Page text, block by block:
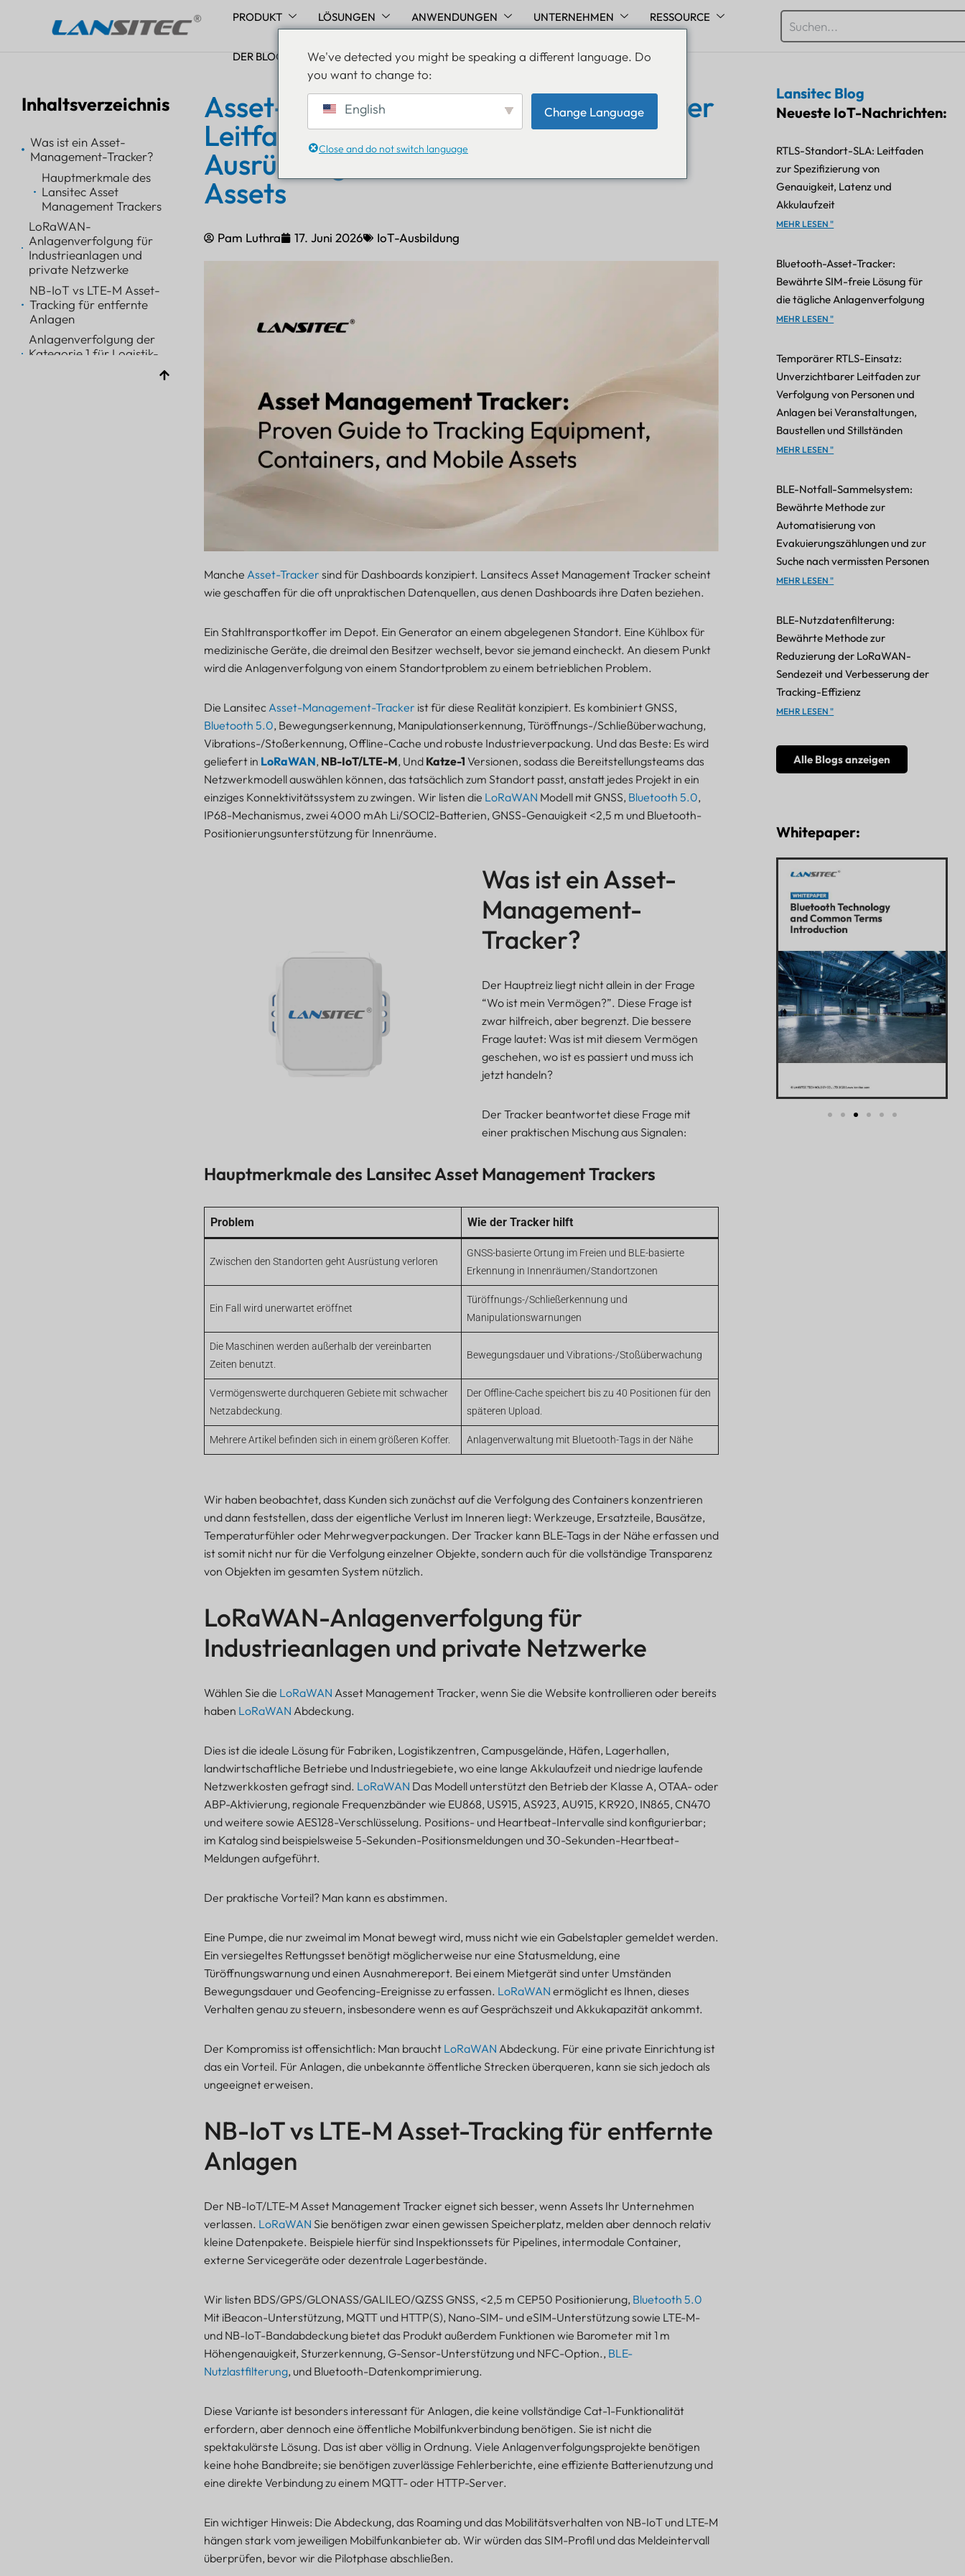
PRODUKT LÖSUNGEN ANWENDUNGEN UNTERNEHMEN RESSOURCE
DER BLOG
Inhaltsverzeichnis
Was ist ein Asset-
Management-Tracker?
Hauptmerkmale des
Lansitec Asset
Management Trackers
LoRaWAN-
Anlagenverfolgung für
Industrieanlagen und
private Netzwerke
NB-IoT vs LTE-M Asset-
Tracking für entfernte
Anlagen
Anlagenverfolgung der
Kategorie 1 für Logistik-
Asset-Management-Tracker: Bewährter
Leitfaden zur Verfolgung von
Ausrüstung, Containern und mobilen
Assets
Pam Luthra 17. Juni 2026 IoT-Ausbildung
Manche Asset-Tracker sind für Dashboards konzipiert. Lansitecs Asset Management Tracker scheint
wie geschaffen für die oft unpraktischen Datenquellen, aus denen Dashboards ihre Daten beziehen.
Ein Stahltransportkoffer im Depot. Ein Generator an einem abgelegenen Standort. Eine Kühlbox für
medizinische Geräte, die dreimal den Besitzer wechselt, bevor sie jemand eincheckt. An diesem Punkt
wird die Anlagenverfolgung von einem Standortproblem zu einem betrieblichen Problem.
Die Lansitec Asset-Management-Tracker ist für diese Realität konzipiert. Es kombiniert GNSS,
Bluetooth 5.0, Bewegungserkennung, Manipulationserkennung, Türöffnungs-/Schließüberwachung,
Vibrations-/Stoßerkennung, Offline-Cache und robuste Industrieverpackung. Und das Beste: Es wird
geliefert in LoRaWAN, NB-IoT/LTE-M, Und Katze-1 Versionen, sodass die Bereitstellungsteams das
Netzwerkmodell auswählen können, das tatsächlich zum Standort passt, anstatt jedes Projekt in ein
einziges Konnektivitätssystem zu zwingen. Wir listen die LoRaWAN Modell mit GNSS, Bluetooth 5.0,
IP68-Mechanismus, zwei 4000 mAh Li/SOCl2-Batterien, GNSS-Genauigkeit <2,5 m und Bluetooth-
Positionierungsunterstützung für Innenräume.
Was ist ein Asset-
Management-
Tracker?
Der Hauptreiz liegt nicht allein in der Frage
“Wo ist mein Vermögen?”. Diese Frage ist
zwar hilfreich, aber begrenzt. Die bessere
Frage lautet: Was ist mit diesem Vermögen
geschehen, wo ist es passiert und muss ich
jetzt handeln?
Der Tracker beantwortet diese Frage mit
einer praktischen Mischung aus Signalen:
Hauptmerkmale des Lansitec Asset Management Trackers
Problem Wie der Tracker hilft
Zwischen den Standorten geht Ausrüstung verloren
GNSS-basierte Ortung im Freien und BLE-basierte
Erkennung in Innenräumen/Standortzonen
Ein Fall wird unerwartet eröffnet
Türöffnungs-/Schließerkennung und
Manipulationswarnungen
Die Maschinen werden außerhalb der vereinbarten
Zeiten benutzt.
Bewegungsdauer und Vibrations-/Stoßüberwachung
Vermögenswerte durchqueren Gebiete mit schwacher
Netzabdeckung.
Der Offline-Cache speichert bis zu 40 Positionen für den
späteren Upload.
Mehrere Artikel befinden sich in einem größeren Koffer. Anlagenverwaltung mit Bluetooth-Tags in der Nähe
Wir haben beobachtet, dass Kunden sich zunächst auf die Verfolgung des Containers konzentrieren
und dann feststellen, dass der eigentliche Verlust im Inneren liegt: Werkzeuge, Ersatzteile, Bausätze,
Temperaturfühler oder Mehrwegverpackungen. Der Tracker kann BLE-Tags in der Nähe erfassen und
ist somit nicht nur für die Verfolgung einzelner Objekte, sondern auch für die vollständige Transparenz
von Objekten im gesamten System nützlich.
LoRaWAN-Anlagenverfolgung für
Industrieanlagen und private Netzwerke
Wählen Sie die LoRaWAN Asset Management Tracker, wenn Sie die Website kontrollieren oder bereits
haben LoRaWAN Abdeckung.
Dies ist die ideale Lösung für Fabriken, Logistikzentren, Campusgelände, Häfen, Lagerhallen,
landwirtschaftliche Betriebe und Industriegebiete, wo eine lange Akkulaufzeit und niedrige laufende
Netzwerkkosten gefragt sind. LoRaWAN Das Modell unterstützt den Betrieb der Klasse A, OTAA- oder
ABP-Aktivierung, regionale Frequenzbänder wie EU868, US915, AS923, AU915, KR920, IN865, CN470
und weitere sowie AES128-Verschlüsselung. Positions- und Heartbeat-Intervalle sind konfigurierbar;
im Katalog sind beispielsweise 5-Sekunden-Positionsmeldungen und 30-Sekunden-Heartbeat-
Meldungen aufgeführt.
Der praktische Vorteil? Man kann es abstimmen.
Eine Pumpe, die nur zweimal im Monat bewegt wird, muss nicht wie ein Gabelstapler gemeldet werden.
Ein versiegeltes Rettungsset benötigt möglicherweise nur eine Statusmeldung, eine
Türöffnungswarnung und einen Ausnahmereport. Bei einem Mietgerät sind unter Umständen
Bewegungsdauer und Geofencing-Ereignisse zu erfassen. LoRaWAN ermöglicht es Ihnen, dieses
Verhalten genau zu steuern, insbesondere wenn es auf Gesprächszeit und Akkukapazität ankommt.
Der Kompromiss ist offensichtlich: Man braucht LoRaWAN Abdeckung. Für eine private Einrichtung ist
das ein Vorteil. Für Anlagen, die unbekannte öffentliche Strecken überqueren, kann sie sich jedoch als
ungeeignet erweisen.
NB-IoT vs LTE-M Asset-Tracking für entfernte
Anlagen
Der NB-IoT/LTE-M Asset Management Tracker eignet sich besser, wenn Assets Ihr Unternehmen
verlassen. LoRaWAN Sie benötigen zwar einen gewissen Speicherplatz, melden aber dennoch relativ
kleine Datenpakete. Beispiele hierfür sind Inspektionssets für Pipelines, intermodale Container,
externe Servicegeräte oder dezentrale Lagerbestände.
Wir listen BDS/GPS/GLONASS/GALILEO/QZSS GNSS, <2,5 m CEP50 Positionierung, Bluetooth 5.0
Mit iBeacon-Unterstützung, MQTT und HTTP(S), Nano-SIM- und eSIM-Unterstützung sowie LTE-M-
und NB-IoT-Bandabdeckung bietet das Produkt außerdem Funktionen wie Barometer mit 1 m
Höhengenauigkeit, Sturzerkennung, G-Sensor-Unterstützung und NFC-Option., BLE-
Nutzlastfilterung, und Bluetooth-Datenkomprimierung.
Diese Variante ist besonders interessant für Anlagen, die keine vollständige Cat-1-Funktionalität
erfordern, aber dennoch eine öffentliche Mobilfunkverbindung benötigen. Sie ist nicht die
spektakulärste Lösung. Das ist aber völlig in Ordnung. Viele Anlagenverfolgungsprojekte benötigen
keine hohe Bandbreite; sie benötigen zuverlässige Fehlerberichte, eine effiziente Batterienutzung und
eine direkte Verbindung zu einem MQTT- oder HTTP-Server.
Ein wichtiger Hinweis: Die Abdeckung, das Roaming und das Mobilitätsverhalten von NB-IoT und LTE-M
hängen stark vom jeweiligen Mobilfunkanbieter ab. Wir würden das SIM-Profil und das Meldeintervall
überprüfen, bevor wir die Pilotphase abschließen.
Lansitec Blog
Neueste IoT-Nachrichten:
RTLS-Standort-SLA: Leitfaden
zur Spezifizierung von
Genauigkeit, Latenz und
Akkulaufzeit
MEHR LESEN "
Bluetooth-Asset-Tracker:
Bewährte SIM-freie Lösung für
die tägliche Anlagenverfolgung
MEHR LESEN "
Temporärer RTLS-Einsatz:
Unverzichtbarer Leitfaden zur
Verfolgung von Personen und
Anlagen bei Veranstaltungen,
Baustellen und Stillständen
MEHR LESEN "
BLE-Notfall-Sammelsystem:
Bewährte Methode zur
Automatisierung von
Evakuierungszählungen und zur
Suche nach vermissten Personen
MEHR LESEN "
BLE-Nutzdatenfilterung:
Bewährte Methode zur
Reduzierung der LoRaWAN-
Sendezeit und Verbesserung der
Tracking-Effizienz
MEHR LESEN "
Alle Blogs anzeigen
Whitepaper:
We've detected you might be speaking a different language. Do
you want to change to:
English Change Language
Close and do not switch language